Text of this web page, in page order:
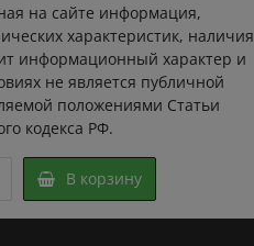
на сайте информация,
характеристик, наличия
информационный характер и
не является публичной
положениями Статьи
кодекса РФ.
В корзину